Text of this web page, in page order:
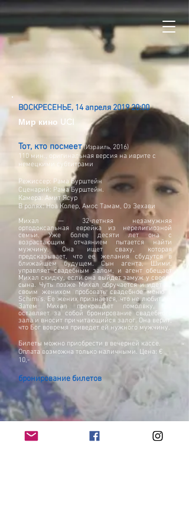
ВОСКРЕСЕНЬЕ, 14 апреля 2019 20:00
Тот, кто посмеет(Израиль, 2016)
110 мин., оригинальная версия на иврите с
немецкими субтитрами
Режиссер: Рама Бурштейн
Сценарий: Рама Бурштейн.
Камера: Амит Ясур
В ролях: Ноа Колер, Амос Тамам, Оз Зехави
Михал — 32-летняя незамужняя
ортодоксальная еврейка из нерелигиозной
семьи. Уже более десяти лет она с
возрастающим отчаянием пытается найти
мужчину. Она ищет сваху, которая
предсказывает, что ее желания сбудутся в
ближайшем будущем. Сын агента, Шими,
управляет свадебным залом, и агент обещает
Михал скидку, если она выйдет замуж у своего
сына. Чуть позже Михал обручается и идет со
своим женихом пробовать свадебное меню в
Schimi's. Ее жених признается, что не любит ее.
Затем Михал прекращает помолвку, но
оставляет за собой бронирование свадебного
зала и вносит причитающийся залог. Она верит,
что Бог вовремя приведет ей нужного мужчину.
Билеты можно приобрести в вечерней кассе.
Оплата возможна только наличными. Цена: €
10,-
Мир кино UCI
бронирование билетов
Контакт